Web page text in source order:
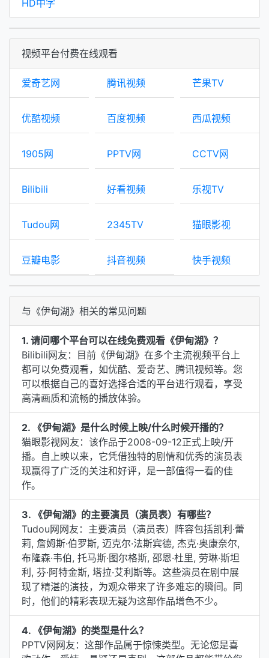
HD中字
视频平台付费在线观看
爱奇艺网 腾讯视频 芒果TV
优酷视频 百度视频 西瓜视频
1905网 PPTV网 CCTV网
Bilibili 好看视频 乐视TV
Tudou网 2345TV 猫眼影视
豆瓣电影 抖音视频 快手视频
与《伊甸湖》相关的常见问题
1. 请问哪个平台可以在线免费观看《伊甸湖》？
Bilibili网友：目前《伊甸湖》在多个主流视频平台上
都可以免费观看，如优酷、爱奇艺、腾讯视频等。您
可以根据自己的喜好选择合适的平台进行观看，享受
高清画质和流畅的播放体验。
2. 《伊甸湖》是什么时候上映/什么时候开播的？
猫眼影视网友：该作品于2008-09-12正式上映/开
播。自上映以来，它凭借独特的剧情和优秀的演员表
现赢得了广泛的关注和好评，是一部值得一看的佳
作。
3. 《伊甸湖》的主要演员（演员表）有哪些？
Tudou网网友：主要演员（演员表）阵容包括凯利·蕾
莉, 詹姆斯·伯罗斯, 迈克尔·法斯宾德, 杰克·奥康奈尔,
布隆森·韦伯, 托马斯·图尔格斯, 邵恩·杜里, 劳琳·斯坦
利, 芬·阿特金斯, 塔拉·艾利斯等。这些演员在剧中展
现了精湛的演技，为观众带来了许多难忘的瞬间。同
时，他们的精彩表现无疑为这部作品增色不少。
4. 《伊甸湖》的类型是什么？
PPTV网网友：这部作品属于惊悚类型。无论您是喜